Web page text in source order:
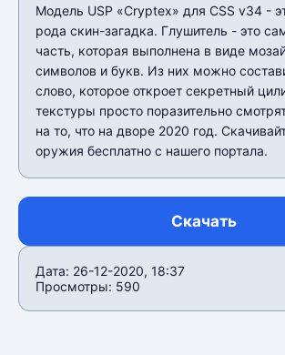
Модель USP «Cryptex» для CSS v34 -
рода скин-загадка. Глушитель - это
часть, которая выполнена в виде
символов и букв. Из них можно
слово, которое откроет секретный
текстуры просто поразительно
на то, что на дворе 2020 год.
оружия бесплатно с нашего портала.
Скачать
Дата: 26-12-2020, 18:37
Просмотры: 590